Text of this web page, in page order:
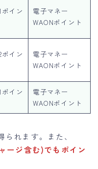
イン
電子マネー
WAONポイント
イン
電子マネー
WAONポイント
イン
電子マネー
WAONポイント
れます。また、
ージ含む)でもポイン